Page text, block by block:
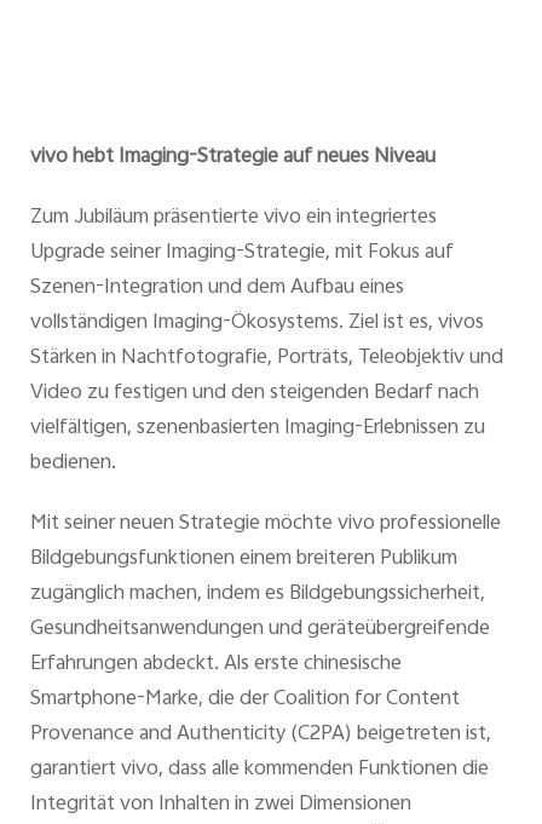
vivo hebt Imaging-Strategie auf neues Niveau
Zum Jubiläum präsentierte vivo ein integriertes
Upgrade seiner Imaging-Strategie, mit Fokus auf
Szenen-Integration und dem Aufbau eines
vollständigen Imaging-Ökosystems. Ziel ist es, vivos
Stärken in Nachtfotografie, Porträts, Teleobjektiv und
Video zu festigen und den steigenden Bedarf nach
vielfältigen, szenenbasierten Imaging-Erlebnissen zu
bedienen.
Mit seiner neuen Strategie möchte vivo professionelle
Bildgebungsfunktionen einem breiteren Publikum
zugänglich machen, indem es Bildgebungssicherheit,
Gesundheitsanwendungen und geräteübergreifende
Erfahrungen abdeckt. Als erste chinesische
Smartphone-Marke, die der Coalition for Content
Provenance and Authenticity (C2PA) beigetreten ist,
garantiert vivo, dass alle kommenden Funktionen die
Integrität von Inhalten in zwei Dimensionen